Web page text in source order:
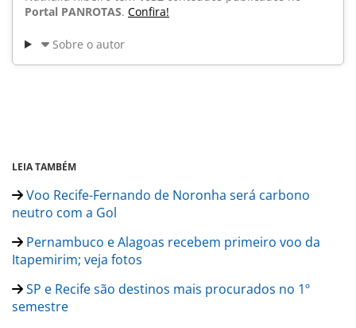
Portal PANROTAS. Confira!
Sobre o autor
LEIA TAMBÉM
Voo Recife-Fernando de Noronha será carbono
neutro com a Gol
Pernambuco e Alagoas recebem primeiro voo da
Itapemirim; veja fotos
SP e Recife são destinos mais procurados no 1º
semestre